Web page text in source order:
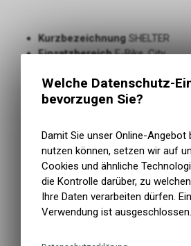
KurzbezeichnungSHELTER
EinsatzbereichE-Bike, City
MaterialGreen Sphere Polyester
MontageartClick'nGo
Polyester und leicht
Die Schultergurte können leicht
werden. Und wenn Sie die
möchten, können Sie die
einer Reissverschlusslasche
Ausgestattet mit einem
verstärkten 14-Zoll-Laptopfach
Welche Datenschutz-
bevorzugen Sie?
Damit Sie unser Online-Angebot
nutzen können, setzen wir auf
Cookies und ähnliche
die Kontrolle darüber, zu
Ihre Daten verarbeiten dürfen.
Verwendung ist ausgeschlossen.